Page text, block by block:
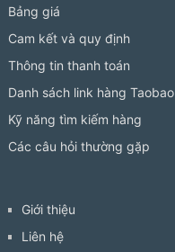
Bảng giá
Cam kết và quy định
Thông tin thanh toán
Danh sách link hàng Taobao
Kỹ năng tìm kiếm hàng
Các câu hỏi thường gặp
Giới thiệu
Liên hệ